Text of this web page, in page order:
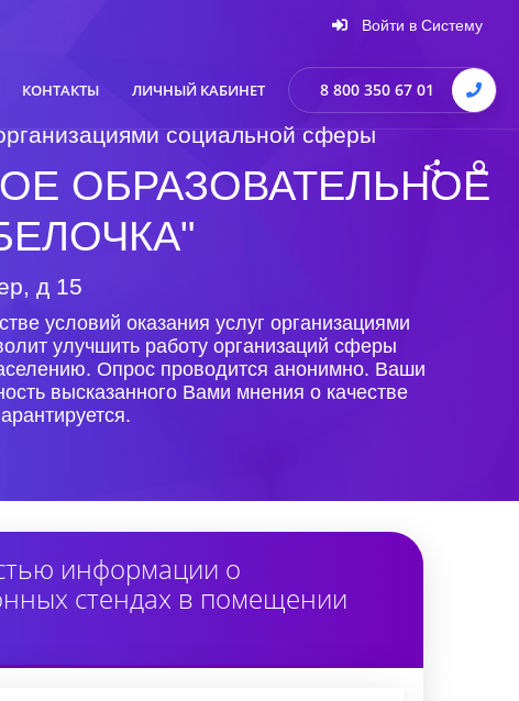
Войти в Систему
КОНТАКТЫ ЛИЧНЫЙ КАБИНЕТ 8 800 350 67 01
социальной сферы
ОБРАЗОВАТЕЛЬНОЕ
д 15
условий оказания услуг организациями
улучшить работу организаций сферы
Опрос проводится анонимно. Ваши
высказанного Вами мнения о качестве
информации о
стендах в помещении